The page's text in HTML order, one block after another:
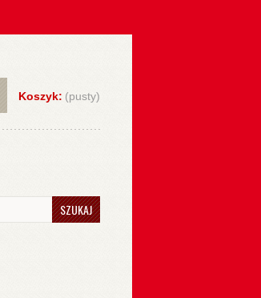
Koszyk: (pusty)
SZUKAJ